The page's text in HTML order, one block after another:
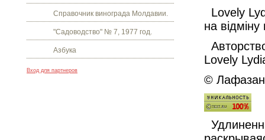
Справочник винограда Молдавии.
"Садоводство" № 7, 1977 год.
Азбука
Вход для партнеров
Lovely
на
Lovely
©